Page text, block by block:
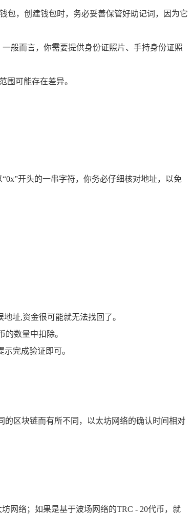
包，创建钱包时，务必妥善保管好助记词，因为它
般而言，你需要提供身份证照片、手持身份证照
围可能存在差异。
开头的一串字符，你务必仔细核对地址，以免
址,资金很可能就无法找回了。
数量中扣除。
完成验证即可。
区块链而有所不同，以太坊网络的确认时间相对
网络；如果是基于波场网络的TRC - 20代币，就